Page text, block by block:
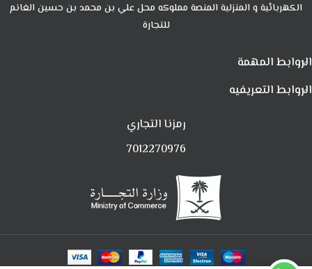
الكهربائية و المنزلية المنصة مملوكه محل علي بن محمد بن حسين الغانم
للتجارة
الروابط المهمة
الروابط التعريفيه
رمزنا التجاري
7012270976